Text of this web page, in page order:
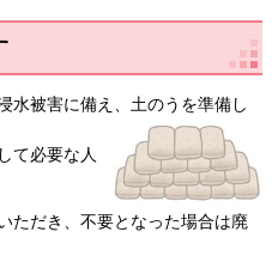
水被害に備え、土のうを準備し
て必要な人
ただき、不要となった場合は廃